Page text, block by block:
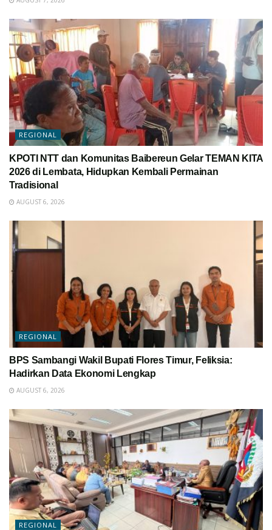
REGIONAL
KPOTI NTT dan Komunitas Baibereun Gelar TEMAN KITA
2026 di Lembata, Hidupkan Kembali Permainan
Tradisional
AUGUST 6, 2026
REGIONAL
BPS Sambangi Wakil Bupati Flores Timur, Feliksia:
Hadirkan Data Ekonomi Lengkap
AUGUST 6, 2026
REGIONAL